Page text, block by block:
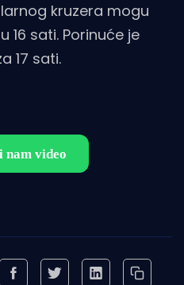
kruzera mogu
16 sati. Porinuće je
17 sati.